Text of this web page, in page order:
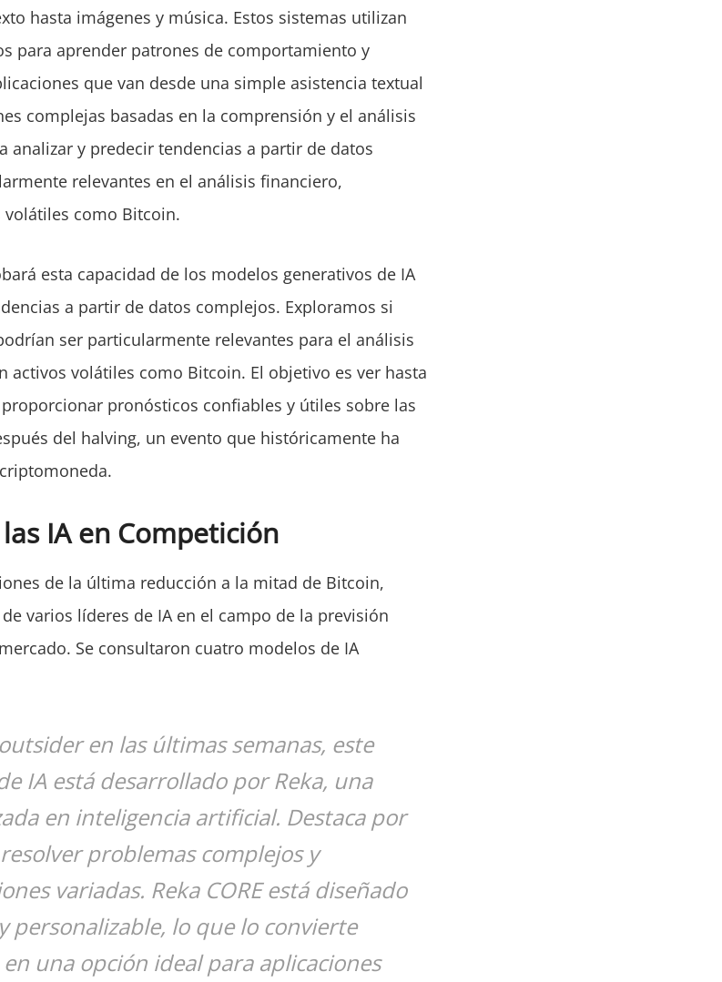
hasta imágenes y música. Estos sistemas utilizan
para aprender patrones de comportamiento y
que van desde una simple asistencia textual
complejas basadas en la comprensión y el análisis
analizar y predecir tendencias a partir de datos
relevantes en el análisis financiero,
como Bitcoin.
esta capacidad de los modelos generativos de IA
a partir de datos complejos. Exploramos si
ser particularmente relevantes para el análisis
activos volátiles como Bitcoin. El objetivo es ver hasta
pronósticos confiables y útiles sobre las
del halving, un evento que históricamente ha
IA en Competición
de la última reducción a la mitad de Bitcoin,
varios líderes de IA en el campo de la previsión
Se consultaron cuatro modelos de IA
en las últimas semanas, este
IA está desarrollado por Reka, una
en inteligencia artificial. Destaca por
problemas complejos y
variadas. Reka CORE está diseñado
personalizable, lo que lo convierte
una opción ideal para aplicaciones